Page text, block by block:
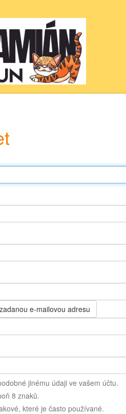
e-mailovou adresu
jinému údaji ve vašem účtu.
8 znaků.
které je často používané.